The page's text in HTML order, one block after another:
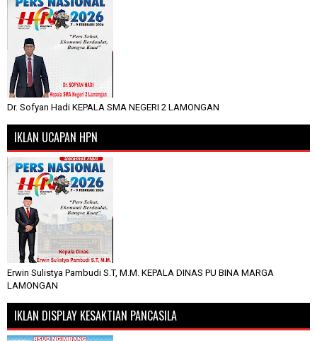
Dr. Sofyan Hadi KEPALA SMA NEGERI 2 LAMONGAN
IKLAN UCAPAN HPN
Erwin Sulistya Pambudi S.T, M.M. KEPALA DINAS PU BINA MARGA
LAMONGAN
IKLAN DISPLAY KESAKTIAN PANCASILA